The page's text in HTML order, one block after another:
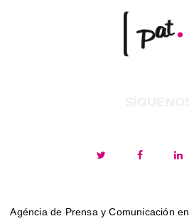
Agéncia de Prensa y Comunicación en